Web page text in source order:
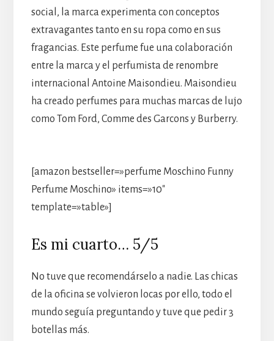
social, la marca experimenta con conceptos
extravagantes tanto en su ropa como en sus
fragancias. Este perfume fue una colaboración
entre la marca y el perfumista de renombre
internacional Antoine Maisondieu. Maisondieu
ha creado perfumes para muchas marcas de lujo
como Tom Ford, Comme des Garcons y Burberry.
[amazon bestseller=»perfume Moschino Funny
Perfume Moschino» items=»10″
template=»table»]
Es mi cuarto… 5/5
No tuve que recomendárselo a nadie. Las chicas
de la oficina se volvieron locas por ello, todo el
mundo seguía preguntando y tuve que pedir 3
botellas más.